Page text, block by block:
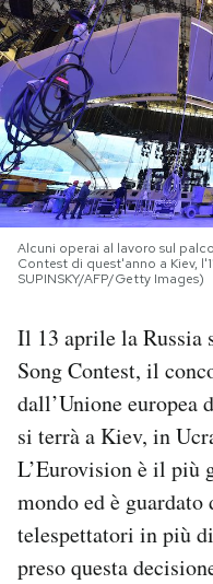
Sport
PODCAST
NEWSLETTER
I MIEI PREFERITI
SHOP
CALENDARIO
AREA PERSONALE
Area Personale
Newsletter
Notifiche mobile
Alcuni operai al lavoro sul
Contest di quest'anno a Kiev,
SUPINSKY/AFP/Getty Images)
Il 13 aprile la Russia
Song Contest, il
dall’Unione europea
si terrà a Kiev, in
L’Eurovision è il più
mondo ed è
telespettatori in più
preso questa